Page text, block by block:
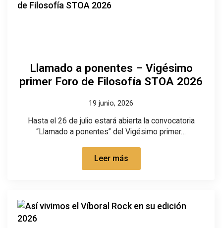
Llamado a ponentes – Vigésimo
primer Foro de Filosofía STOA 2026
19 junio, 2026
Hasta el 26 de julio estará abierta la convocatoria
“Llamado a ponentes” del Vigésimo primer…
Leer más